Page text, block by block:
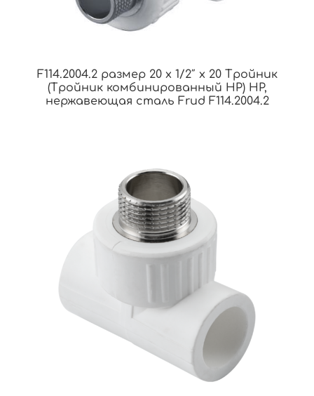
F114.2004.2 размер 20 x 1/2″ x 20 Тройник
(Тройник комбинированный НР) НР,
нержавеющая сталь Frud F114.2004.2